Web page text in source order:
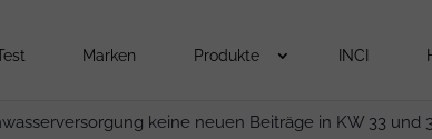
Marken Produkte INCI
keine neuen Beiträge in KW 33 und